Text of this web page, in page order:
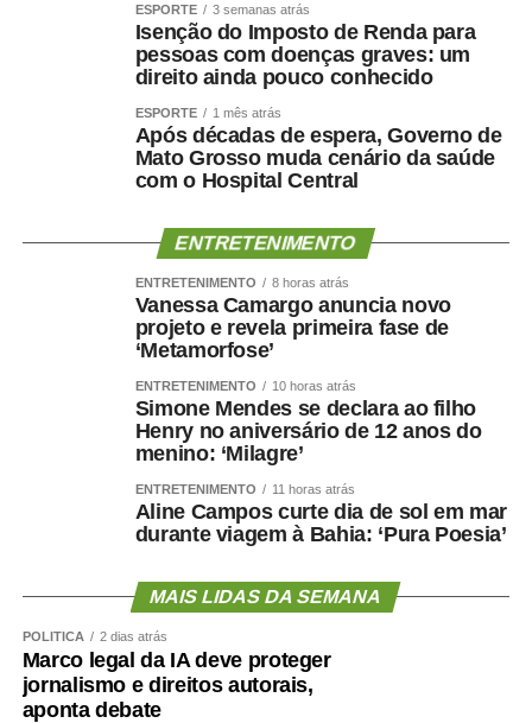
Irmão Aparecido
Elizeu Nascimento
Neles do Operário
Regina Ferraz
Silvestre
Cezinha da Econ
Wellington WG
COMENTE ABAIXO:
WhatsApp
Facebook
Twitter
Messenger
LinkedIn
Share
ESPORTE 3 semanas atrás
Isenção do Imposto de Renda para
pessoas com doenças graves: um
direito ainda pouco conhecido
ESPORTE 1 mês atrás
Após décadas de espera, Governo de
Mato Grosso muda cenário da saúde
com o Hospital Central
ENTRETENIMENTO
ENTRETENIMENTO 8 horas atrás
Vanessa Camargo anuncia novo
projeto e revela primeira fase de
‘Metamorfose’
ENTRETENIMENTO 10 horas atrás
Simone Mendes se declara ao filho
Henry no aniversário de 12 anos do
menino: ‘Milagre’
ENTRETENIMENTO 11 horas atrás
Aline Campos curte dia de sol em mar
durante viagem à Bahia: ‘Pura Poesia’
MAIS LIDAS DA SEMANA
POLÍTICA 2 dias atrás
Marco legal da IA deve proteger
jornalismo e direitos autorais,
aponta debate